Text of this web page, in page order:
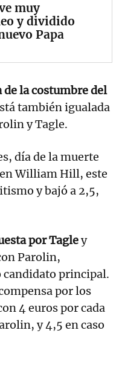
muy
y dividido
Papa
de la costumbre del
también igualada
y Tagle.
día de la muerte
William Hill, este
y bajó a 2,5,
por Tagley
Parolin,
principal.
por los
4 euros por cada
y 4,5 en caso